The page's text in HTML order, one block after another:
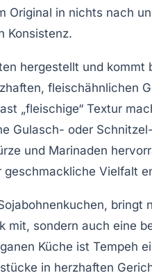
Original in nichts nach
Konsistenz.
hergestellt und kommt
fleischähnlichen
„fleischige“ Textur
Gulasch- oder
und Marinaden
geschmackliche Vielfalt
bringt
mit, sondern auch eine
Küche ist Tempeh
in herzhaften